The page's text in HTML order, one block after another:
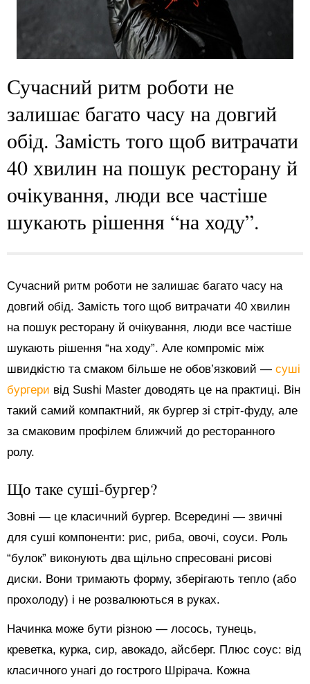
Сучасний ритм роботи не
залишає багато часу на довгий
обід. Замість того щоб витрачати
40 хвилин на пошук ресторану й
очікування, люди все частіше
шукають рішення “на ходу”.
Сучасний ритм роботи не залишає багато часу на
довгий обід. Замість того щоб витрачати 40 хвилин
на пошук ресторану й очікування, люди все частіше
шукають рішення “на ходу”. Але компроміс між
швидкістю та смаком більше не обов’язковий — суші
бургери від Sushi Master доводять це на практиці. Він
такий самий компактний, як бургер зі стріт-фуду, але
за смаковим профілем ближчий до ресторанного
ролу.
Що таке суші-бургер?
Зовні — це класичний бургер. Всередині — звичні
для суші компоненти: рис, риба, овочі, соуси. Роль
“булок” виконують два щільно спресовані рисові
диски. Вони тримають форму, зберігають тепло (або
прохолоду) і не розвалюються в руках.
Начинка може бути різною — лосось, тунець,
креветка, курка, сир, авокадо, айсберг. Плюс соус: від
класичного унагі до гострого Шрірача. Кожна